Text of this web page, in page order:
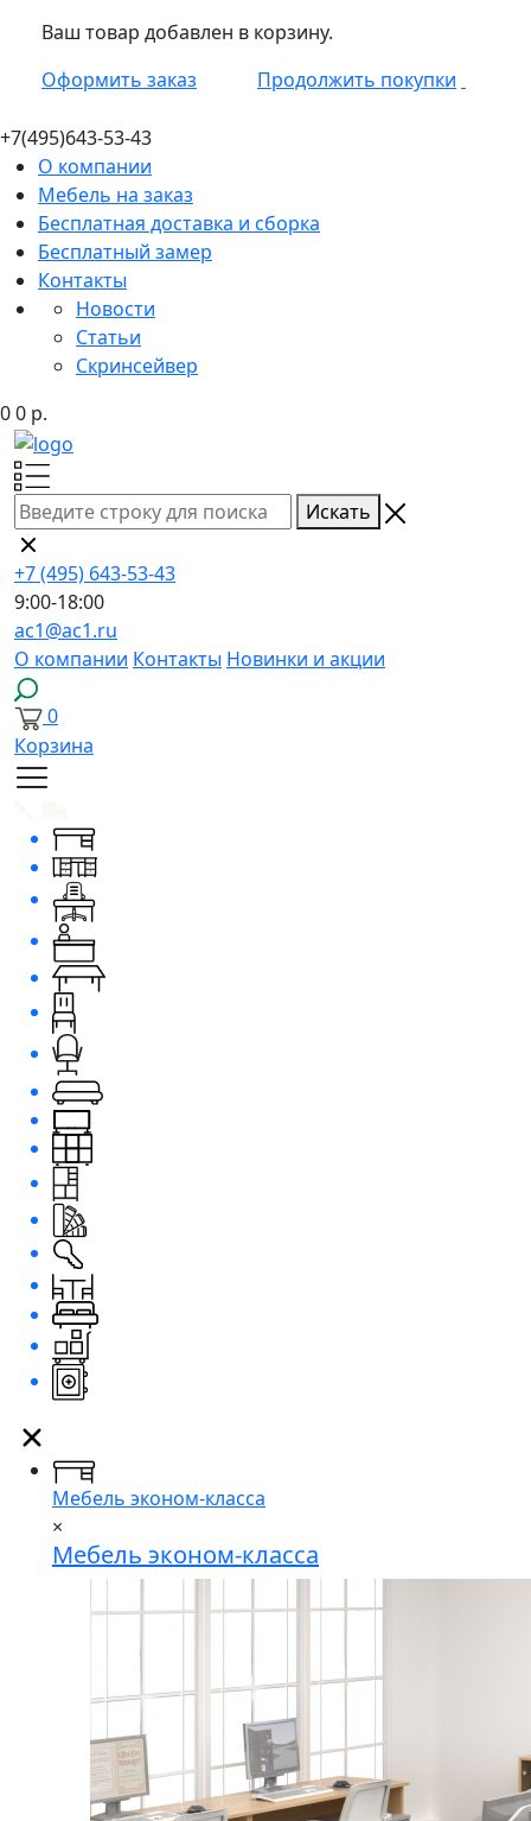
Ваш товар добавлен в корзину.
Оформить заказ
Продолжить покупки
+7(495)643-53-43
О компании
Мебель на заказ
Бесплатная доставка и сборка
Бесплатный замер
Контакты
Новости
Статьи
Скринсейвер
00 р.
Искать
+7 (495) 643-53-43
9:00-18:00
ac1@ac1.ru
О компании Контакты Новинки и акции
0
Корзина
Мебель эконом-класса
×
Мебель эконом-класса